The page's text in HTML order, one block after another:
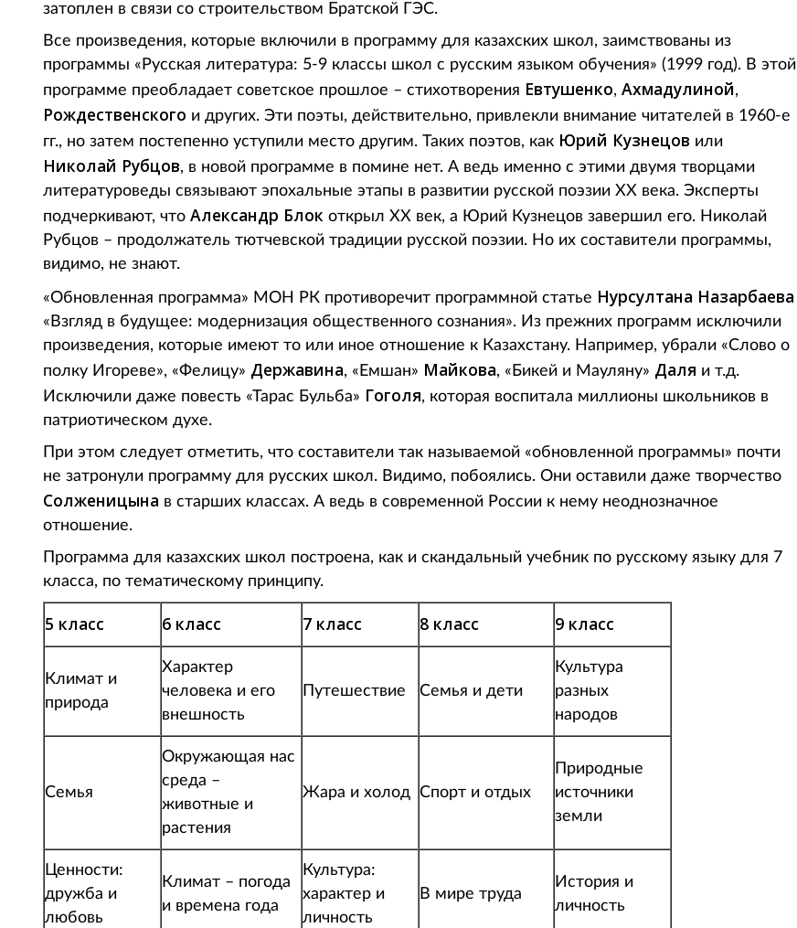
затоплен в связи со строительством Братской ГЭС.
Все произведения, которые включили в программу для казахских школ, заимствованы из
программы «Русская литература: 5-9 классы школ с русским языком обучения» (1999 год). В этой
программе преобладает советское прошлое – стихотворения Евтушенко, Ахмадулиной,
Рождественского и других. Эти поэты, действительно, привлекли внимание читателей в 1960-е
гг., но затем постепенно уступили место другим. Таких поэтов, как Юрий Кузнецов или
Николай Рубцов, в новой программе в помине нет. А ведь именно с этими двумя творцами
литературоведы связывают эпохальные этапы в развитии русской поэзии ХХ века. Эксперты
подчеркивают, что Александр Блок открыл ХХ век, а Юрий Кузнецов завершил его. Николай
Рубцов – продолжатель тютчевской традиции русской поэзии. Но их составители программы,
видимо, не знают.
«Обновленная программа» МОН РК противоречит программной статье Нурсултана Назарбаева
«Взгляд в будущее: модернизация общественного сознания». Из прежних программ исключили
произведения, которые имеют то или иное отношение к Казахстану. Например, убрали «Слово о
полку Игореве», «Фелицу» Державина, «Емшан» Майкова, «Бикей и Мауляну» Даля и т.д.
Исключили даже повесть «Тарас Бульба» Гоголя, которая воспитала миллионы школьников в
патриотическом духе.
При этом следует отметить, что составители так называемой «обновленной программы» почти
не затронули программу для русских школ. Видимо, побоялись. Они оставили даже творчество
Солженицына в старших классах. А ведь в современной России к нему неоднозначное
отношение.
Программа для казахских школ построена, как и скандальный учебник по русскому языку для 7
класса, по тематическому принципу.
5 класс 6 класс 7 класс 8 класс 9 класс
Климат и
природа
Характер
человека и его
внешность
Путешествие Семья и дети
Культура
разных
народов
Семья
Окружающая нас
среда –
животные и
растения
Жара и холод Спорт и отдых
Природные
источники
земли
Ценности:
дружба и
любовь
Климат – погода
и времена года
Культура:
характер и
личность
В мире труда
История и
личность